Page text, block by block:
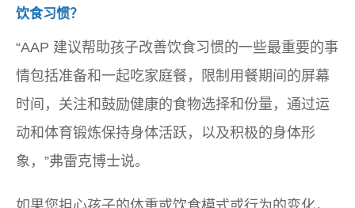
饮食习惯？
“AAP 建议帮助孩子改善饮食习惯的一些最重要的事
情包括准备和一起吃家庭餐，限制用餐期间的屏幕
时间，关注和鼓励健康的食物选择和份量，通过运
动和体育锻炼保持身体活跃，以及积极的身体形
象，”弗雷克博士说。